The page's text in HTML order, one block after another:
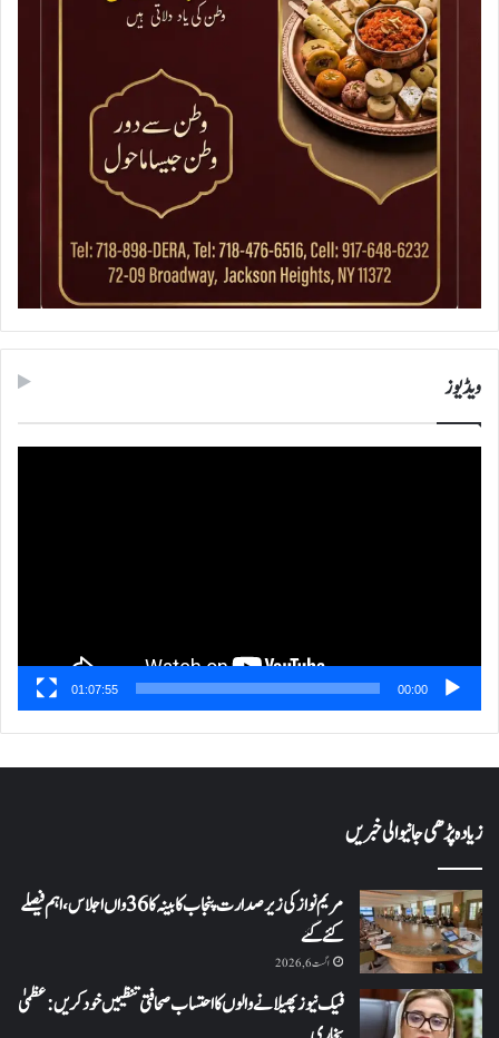
ویڈیوز
00:00
01:07:55
زیادہ پڑھی جانیوالی خبریں
مریم نواز کی زیر صدارت پنجاب کابینہ کا 36واں اجلاس،اہم فیصلے
کئے گئے
اگست 6, 2026
فیک نیوز پھیلانے والوں کا احتساب صحافتی تنظیمیں خود کریں: عظمیٰ